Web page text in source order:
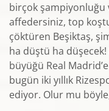
birçok şampiyonluğu
affedersiniz, top
çöktüren Beşiktaş,
ha düştü ha
büyüğü Real
bugün iki yıllık
ediyor. Olur mu